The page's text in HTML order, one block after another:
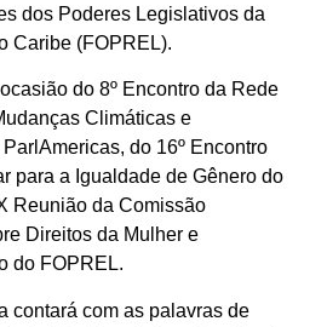
dos Poderes Legislativos da
Caribe (FOPREL).
do 8º Encontro da Rede
Climáticas e
do 16º Encontro
para a Igualdade de Gênero do
Reunião da Comissão
Direitos da Mulher e
do FOPREL.
contará com as palavras de